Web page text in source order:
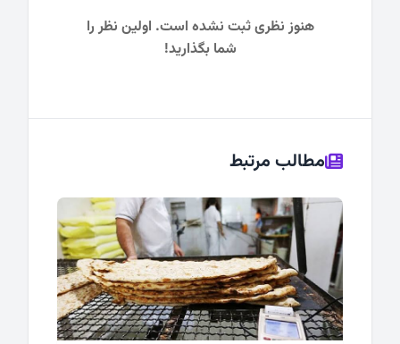
هنوز نظری ثبت نشده است. اولین نظر را
شما بگذارید!
مطالب مرتبط